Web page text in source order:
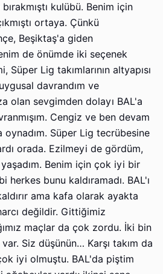
kulübü. Benim için
ortaya. Çünkü
Beşiktaş'a giden
de önümde iki seçenek
Süper Lig takımlarının altyapısı
davrandım ve
olan sevgimden dolayı BAL'a
Cengiz ve ben devam
Süper Lig tecrübesine
orada. Ezilmeyi de gördüm,
Benim için çok iyi bir
bunu kaldıramadı. BAL'ı
ama kafa olarak ayakta
değildir. Gittiğimiz
maçlar da çok zordu. İki bin
Siz düşünün… Karşı takım da
iyi olmuştu. BAL'da piştim